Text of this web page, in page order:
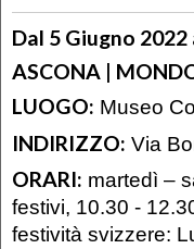
Dal 5 Giugno
ASCONA |
LUOGO: Museo
INDIRIZZO: Via
ORARI: martedì –
festivi, 10.30 -
festività svizzere: